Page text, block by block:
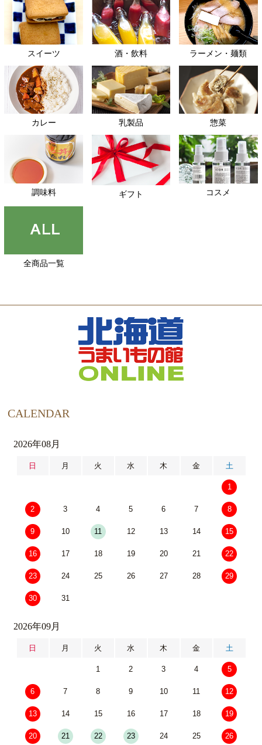
スイーツ 酒・飲料 ラーメン・麺類
カレー 乳製品 惣菜
調味料 ギフト コスメ
全商品一覧
CALENDAR
2026年08月
日 月 火 水 木 金 土
1
2 3 4 5 6 7 8
9 10 11 12 13 14 15
16 17 18 19 20 21 22
23 24 25 26 27 28 29
30 31
2026年09月
日 月 火 水 木 金 土
1 2 3 4 5
6 7 8 9 10 11 12
13 14 15 16 17 18 19
20 21 22 23 24 25 26